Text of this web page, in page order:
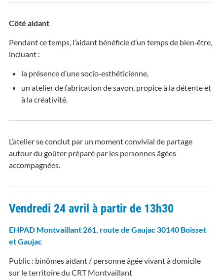
Côté aidant
Pendant ce temps, l’aidant bénéficie d’un temps de bien‑être,
incluant :
la présence d’une socio‑esthéticienne,
un atelier de fabrication de savon, propice à la détente et
à la créativité.
L’atelier se conclut par un moment convivial de partage
autour du goûter préparé par les personnes âgées
accompagnées.
Vendredi 24 avril à partir de 13h30
EHPAD Montvaillant 261, route de Gaujac 30140 Boisset
et Gaujac
Public : binômes aidant / personne âgée vivant à domicile
sur le territoire du CRT Montvaillant